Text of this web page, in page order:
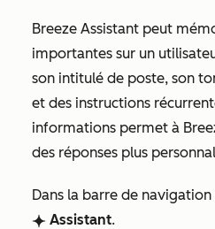
Breeze Assistant peut
importantes sur un
son intitulé de poste, son
et des instructions
informations permet à
des réponses plus
Dans la barre de
breezeSingleStarIcon Assistant.